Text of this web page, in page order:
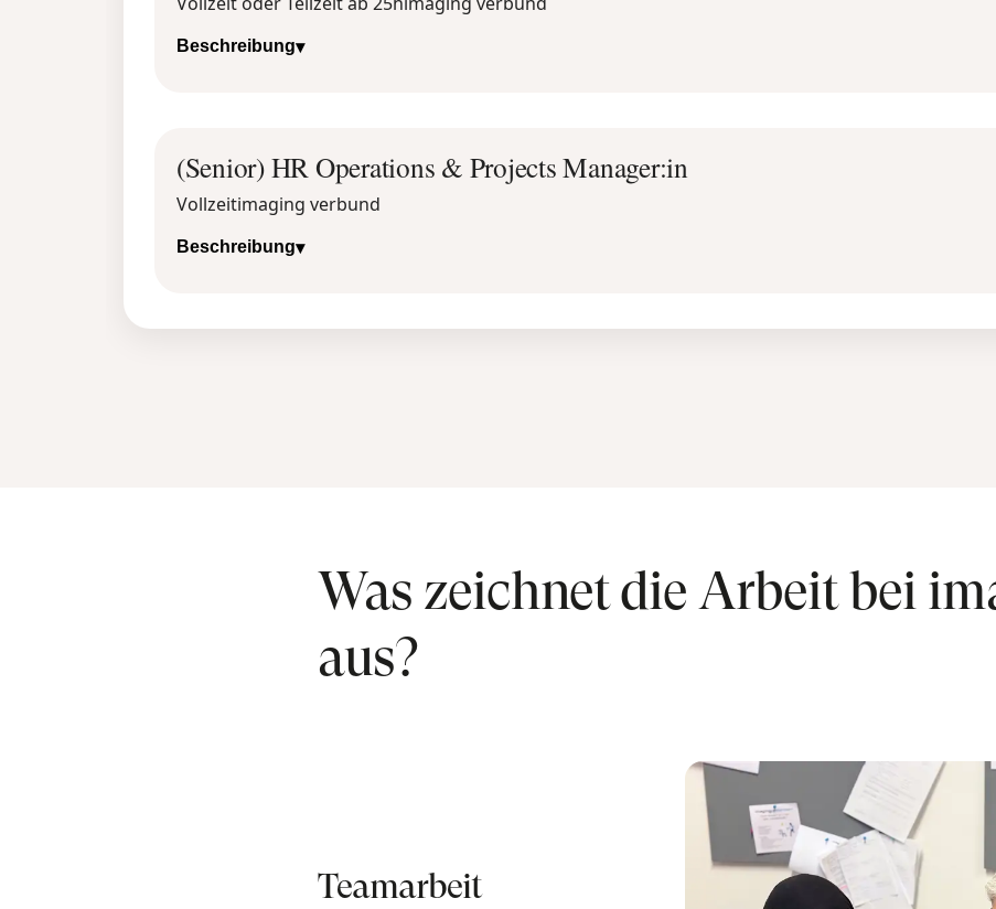
Was zeichnet die Arbeit bei
aus?
Teamarbeit